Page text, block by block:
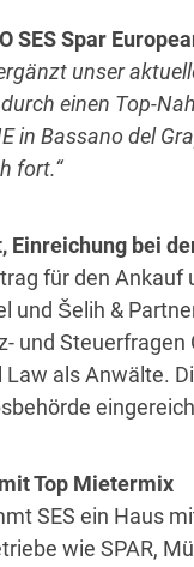
SES Spar
unser
einen Top-
in Bassano del
fort.“
Einreichung bei
für den
und Šelih &
und
Law als Anwälte.
Top Mietermix
SES ein Haus
wie SPAR,